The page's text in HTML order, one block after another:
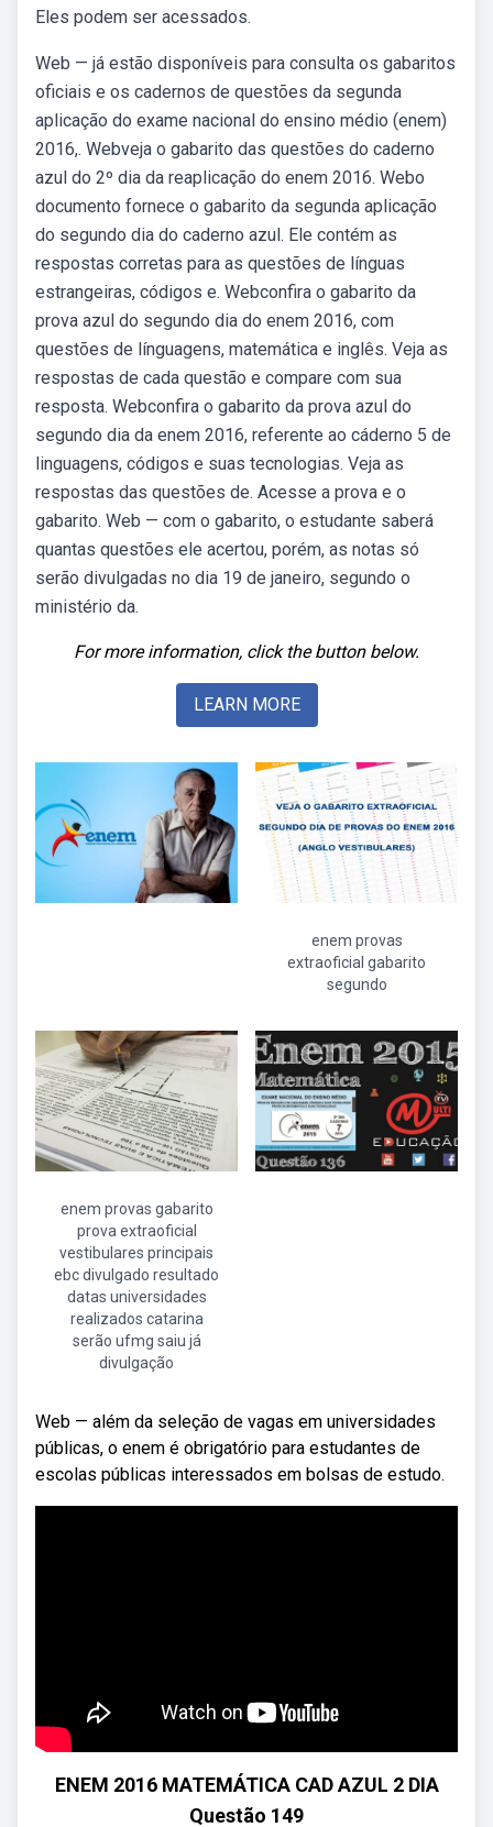
Eles podem ser acessados.
Web — já estão disponíveis para consulta os gabaritos
oficiais e os cadernos de questões da segunda
aplicação do exame nacional do ensino médio (enem)
2016,. Webveja o gabarito das questões do caderno
azul do 2º dia da reaplicação do enem 2016. Webo
documento fornece o gabarito da segunda aplicação
do segundo dia do caderno azul. Ele contém as
respostas corretas para as questões de línguas
estrangeiras, códigos e. Webconfira o gabarito da
prova azul do segundo dia do enem 2016, com
questões de línguagens, matemática e inglês. Veja as
respostas de cada questão e compare com sua
resposta. Webconfira o gabarito da prova azul do
segundo dia da enem 2016, referente ao cáderno 5 de
linguagens, códigos e suas tecnologias. Veja as
respostas das questões de. Acesse a prova e o
gabarito. Web — com o gabarito, o estudante saberá
quantas questões ele acertou, porém, as notas só
serão divulgadas no dia 19 de janeiro, segundo o
ministério da.
For more information, click the button below.
LEARN MORE
enem provas
extraoficial gabarito
segundo
enem provas gabarito
prova extraoficial
vestibulares principais
ebc divulgado resultado
datas universidades
realizados catarina
serão ufmg saiu já
divulgação
Web — além da seleção de vagas em universidades
públicas, o enem é obrigatório para estudantes de
escolas públicas interessados em bolsas de estudo.
ENEM 2016 MATEMÁTICA CAD AZUL 2 DIA
Questão 149